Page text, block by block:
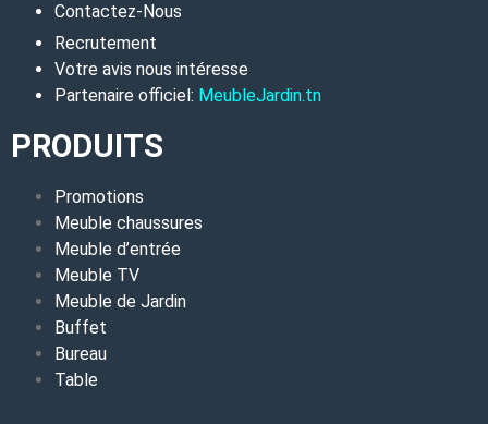
Contactez-Nous
Recrutement
Votre avis nous intéresse
Partenaire officiel: MeubleJardin.tn
PRODUITS
Promotions
Meuble chaussures
Meuble d’entrée
Meuble TV
Meuble de Jardin
Buffet
Bureau
Table